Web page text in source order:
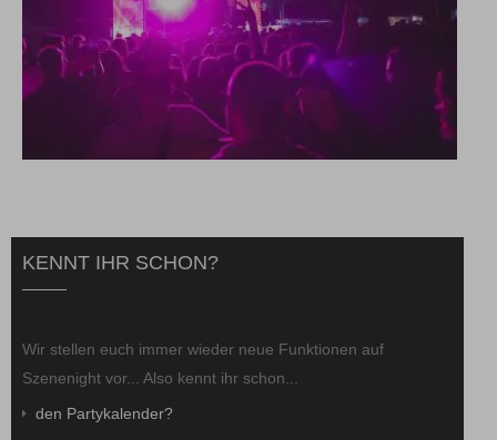
KENNT IHR SCHON?
Wir stellen euch immer wieder neue Funktionen auf
Szenenight vor... Also kennt ihr schon...
den Partykalender?